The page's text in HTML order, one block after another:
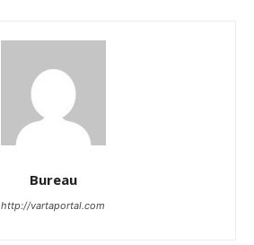
Bureau
http://vartaportal.com